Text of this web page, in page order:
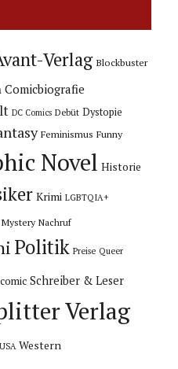
Verlag Blockbuster
Comicbiografie
DC Comics Debüt Dystopie
Feminismus Funny
Novel Historie
Krimi LGBTQIA+
Mystery Nachruf
Politik Preise Queer
Schreiber & Leser
Verlag
USA Western